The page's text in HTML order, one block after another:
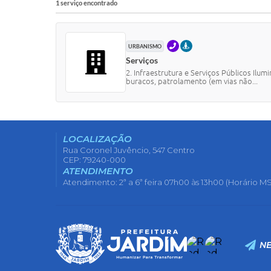
1 serviço encontrado
URBANISMO TELEFONEPRESENCIAL
Serviços
2. Infraestrutura e Serviços Públicos
buracos, patrolamento (em vias não...
LOCALIZAÇÃO
Rua Coronel Juvêncio, 547 Centro
CEP: 79240-000
ATENDIMENTO
Atendimento: 2ª a 6ª feira 07h00 às 13h00 (Horário